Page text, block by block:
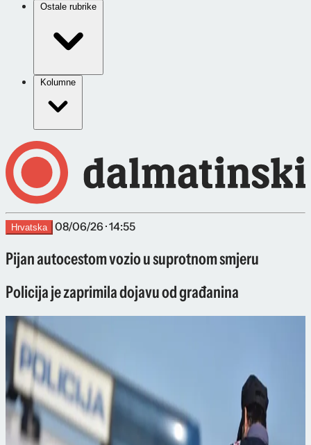
Ostale rubrike
Kolumne
Hrvatska 08/06/26 · 14:55
Pijan autocestom vozio u suprotnom smjeru
Policija je zaprimila dojavu od građanina